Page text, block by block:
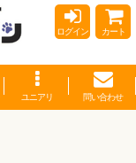
ログイン カート
ユニアリ 問い合わせ